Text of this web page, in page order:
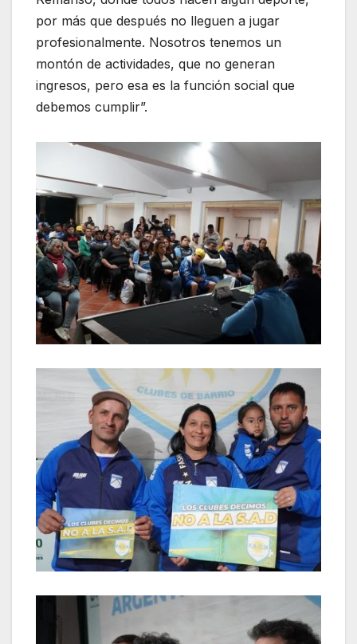
por más que después no lleguen a jugar
profesionalmente. Nosotros tenemos un
montón de actividades, que no generan
ingresos, pero esa es la función social que
debemos cumplir”.